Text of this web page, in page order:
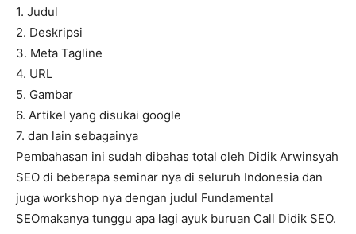
1. Judul
2. Deskripsi
3. Meta Tagline
4. URL
5. Gambar
6. Artikel yang disukai google
7. dan lain sebagainya
Pembahasan ini sudah dibahas total oleh Didik Arwinsyah
SEO di beberapa seminar nya di seluruh Indonesia dan
juga workshop nya dengan judul Fundamental
SEOmakanya tunggu apa lagi ayuk buruan Call Didik SEO.